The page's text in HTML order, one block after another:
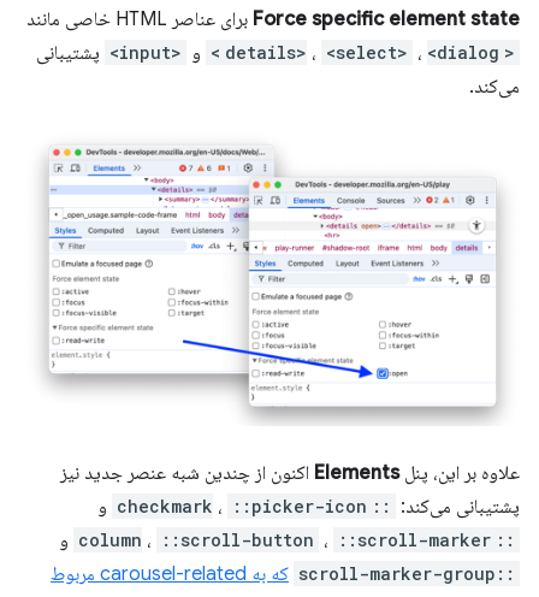
Force specific element state برای عناصر HTML خاصی مانند
<details> ، <select> ، <dialog> و <input>
پشتیبانی
می‌کند.
علاوه بر این، پنلElements اکنون از چندین شبه عنصر جدید نیز
پشتیبانی می‌کند:
::checkmark ، ::picker-icon و
::column ، ::scroll-button ، ::scroll-marker و
::scroll-marker-group
که به carousel-related مربوط